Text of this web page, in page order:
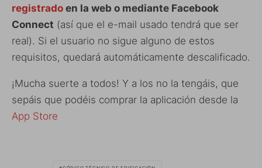
registrado en la web o mediante Facebook
Connect (así que el e-mail usado tendrá que ser
real). Si el usuario no sigue alguno de estos
requisitos, quedará automáticamente descalificado.
¡Mucha suerte a todos! Y a los no la tengáis, que
sepáis que podéis comprar la aplicación desde la
App Store